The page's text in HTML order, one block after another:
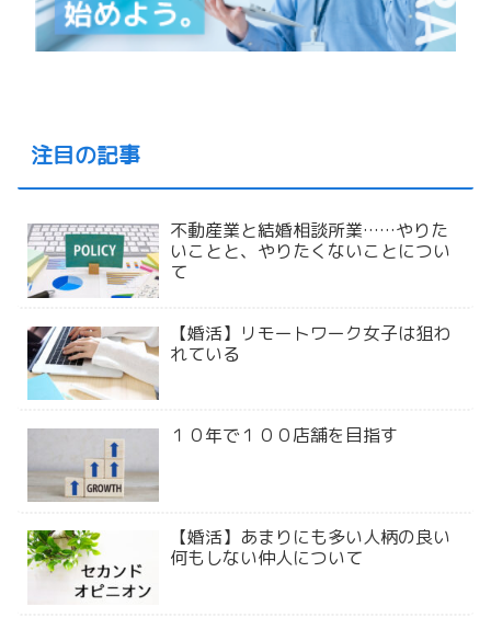
注目の記事
不動産業と結婚相談所業……やりた
いことと、やりたくないことについ
て
【婚活】リモートワーク女子は狙わ
れている
１０年で１００店舗を目指す
【婚活】あまりにも多い人柄の良い
何もしない仲人について